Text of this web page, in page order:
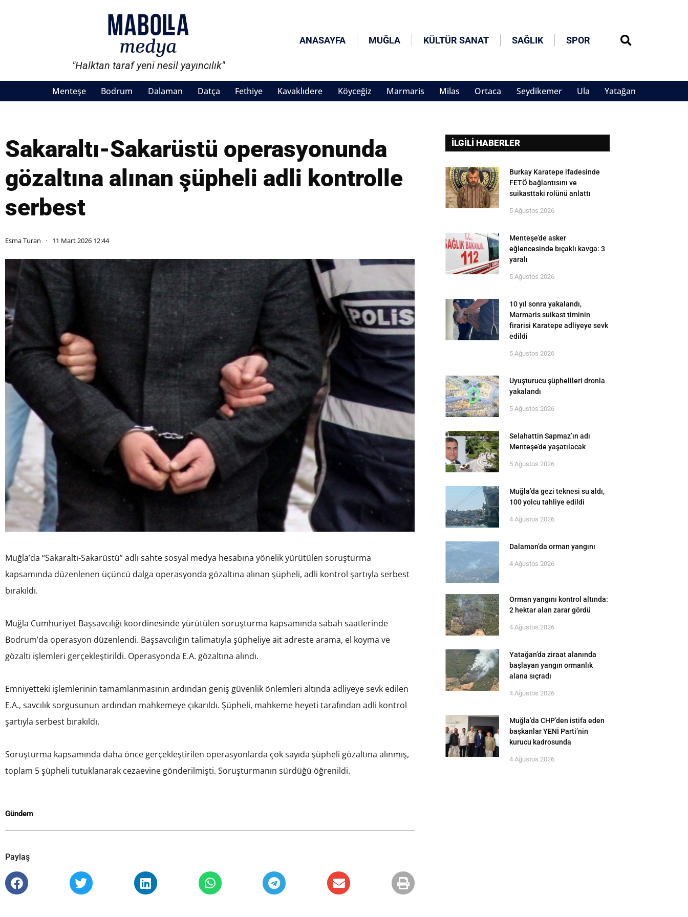
"Halktan taraf yeni nesil yayıncılık"
ANASAYFA MUĞLA KÜLTÜR SANAT SAĞLIK SPOR
Menteşe Bodrum Dalaman Datça Fethiye Kavaklıdere Köyceğiz Marmaris Milas Ortaca Seydikemer Ula Yatağan
Sakaraltı-Sakarüstü operasyonunda
gözaltına alınan şüpheli adli kontrolle
serbest
Esma Turan 11 Mart 2026 12:44
Muğla’da “Sakaraltı-Sakarüstü” adlı sahte sosyal medya hesabına yönelik yürütülen soruşturma
kapsamında düzenlenen üçüncü dalga operasyonda gözaltına alınan şüpheli, adli kontrol şartıyla serbest
bırakıldı.
Muğla Cumhuriyet Başsavcılığı koordinesinde yürütülen soruşturma kapsamında sabah saatlerinde
Bodrum’da operasyon düzenlendi. Başsavcılığın talimatıyla şüpheliye ait adreste arama, el koyma ve
gözaltı işlemleri gerçekleştirildi. Operasyonda E.A. gözaltına alındı.
Emniyetteki işlemlerinin tamamlanmasının ardından geniş güvenlik önlemleri altında adliyeye sevk edilen
E.A., savcılık sorgusunun ardından mahkemeye çıkarıldı. Şüpheli, mahkeme heyeti tarafından adli kontrol
şartıyla serbest bırakıldı.
Soruşturma kapsamında daha önce gerçekleştirilen operasyonlarda çok sayıda şüpheli gözaltına alınmış,
toplam 5 şüpheli tutuklanarak cezaevine gönderilmişti. Soruşturmanın sürdüğü öğrenildi.
Gündem
Paylaş
İLGİLİ HABERLER
Burkay Karatepe ifadesinde
FETÖ bağlantısını ve
suikasttaki rolünü anlattı
5 Ağustos 2026
Menteşe’de asker
eğlencesinde bıçaklı kavga: 3
yaralı
5 Ağustos 2026
10 yıl sonra yakalandı,
Marmaris suikast timinin
firarisi Karatepe adliyeye sevk
edildi
5 Ağustos 2026
Uyuşturucu şüphelileri dronla
yakalandı
5 Ağustos 2026
Selahattin Sapmaz’ın adı
Menteşe’de yaşatılacak
5 Ağustos 2026
Muğla’da gezi teknesi su aldı,
100 yolcu tahliye edildi
4 Ağustos 2026
Dalaman’da orman yangını
4 Ağustos 2026
Orman yangını kontrol altında:
2 hektar alan zarar gördü
4 Ağustos 2026
Yatağan’da ziraat alanında
başlayan yangın ormanlık
alana sıçradı
4 Ağustos 2026
Muğla’da CHP’den istifa eden
başkanlar YENİ Parti’nin
kurucu kadrosunda
4 Ağustos 2026